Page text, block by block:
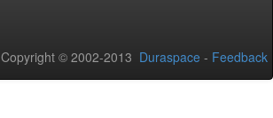
Copyright © 2002-2013 Duraspace - Feedback